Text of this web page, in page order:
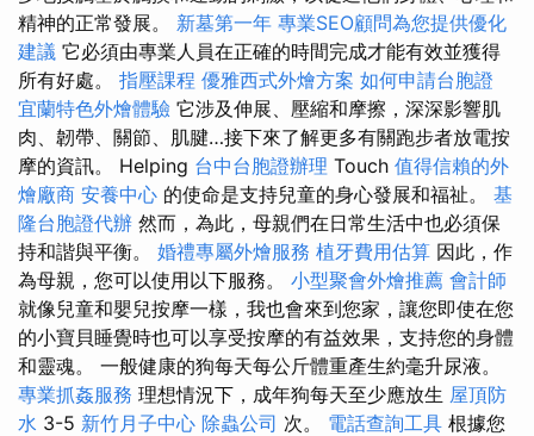
精神的正常發展。 新墓第一年 專業SEO顧問為您提供優化
建議 它必須由專業人員在正確的時間完成才能有效並獲得
所有好處。 指壓課程 優雅西式外燴方案 如何申請台胞證
宜蘭特色外燴體驗 它涉及伸展、壓縮和摩擦，深深影響肌
肉、韌帶、關節、肌腱…接下來了解更多有關跑步者放電按
摩的資訊。 Helping 台中台胞證辦理 Touch 值得信賴的外
燴廠商 安養中心 的使命是支持兒童的身心發展和福祉。 基
隆台胞證代辦 然而，為此，母親們在日常生活中也必須保
持和諧與平衡。 婚禮專屬外燴服務 植牙費用估算 因此，作
為母親，您可以使用以下服務。 小型聚會外燴推薦 會計師
就像兒童和嬰兒按摩一樣，我也會來到您家，讓您即使在您
的小寶貝睡覺時也可以享受按摩的有益效果，支持您的身體
和靈魂。 一般健康的狗每天每公斤體重產生約毫升尿液。
專業抓姦服務 理想情況下，成年狗每天至少應放生 屋頂防
水 3-5 新竹月子中心 除蟲公司 次。 電話查詢工具 根據您